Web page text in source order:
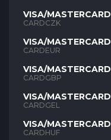
VISA/MASTERCARD
CZK
CARDCZK
VISA/MASTERCARD
EUR
CARDEUR
VISA/MASTERCARD
GBP
CARDGBP
VISA/MASTERCARD
GEL
CARDGEL
VISA/MASTERCARD
HUF
CARDHUF